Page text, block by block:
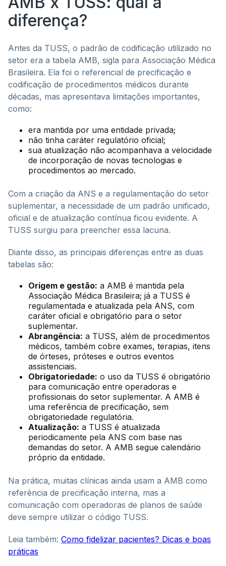
diferença?
Antes da TUSS, o padrão de codificação utilizado no
setor era a tabela AMB, sigla para Associação Médica
Brasileira. Ela foi o referencial de precificação e
codificação de procedimentos médicos durante
décadas, mas apresentava limitações importantes,
como:
era mantida por uma entidade privada;
não tinha caráter regulatório oficial;
sua atualização não acompanhava a velocidade
de incorporação de novas tecnologias e
procedimentos ao mercado.
Com a criação da ANS e a regulamentação do setor
suplementar, a necessidade de um padrão unificado,
oficial e de atualização contínua ficou evidente. A
TUSS surgiu para preencher essa lacuna.
Diante disso, as principais diferenças entre as duas
tabelas são:
Origem e gestão: a AMB é mantida pela
Associação Médica Brasileira; já a TUSS é
regulamentada e atualizada pela ANS, com
caráter oficial e obrigatório para o setor
suplementar.
Abrangência: a TUSS, além de procedimentos
médicos, também cobre exames, terapias, itens
de órteses, próteses e outros eventos
assistenciais.
Obrigatoriedade: o uso da TUSS é obrigatório
para comunicação entre operadoras e
profissionais do setor suplementar. A AMB é
uma referência de precificação, sem
obrigatoriedade regulatória.
Atualização: a TUSS é atualizada
periodicamente pela ANS com base nas
demandas do setor. A AMB segue calendário
próprio da entidade.
Na prática, muitas clínicas ainda usam a AMB como
referência de precificação interna, mas a
comunicação com operadoras de planos de saúde
deve sempre utilizar o código TUSS.
Leia também: Como fidelizar pacientes? Dicas e boas
práticas